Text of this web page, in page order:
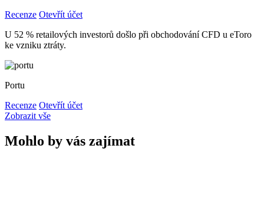
Recenze Otevřít účet
U 52 % retailových investorů došlo při obchodování CFD u eToro
ke vzniku ztráty.
Portu
Recenze Otevřít účet
Zobrazit vše
Mohlo by vás zajímat